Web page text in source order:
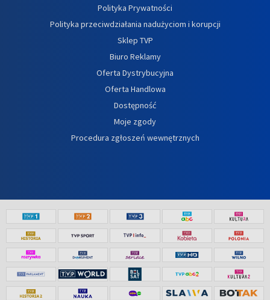
Polityka Prywatności
Polityka przeciwdziałania nadużyciom i korupcji
Sklep TVP
Biuro Reklamy
Oferta Dystrybucyjna
Oferta Handlowa
Dostępność
Moje zgody
Procedura zgłoszeń wewnętrznych